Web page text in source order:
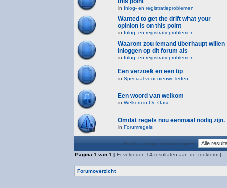
in Inlog- en registratieproblemen
Wanted to get the drift what your
opinion is on this point
in Inlog- en registratieproblemen
Waarom zou iemand überhaupt willen
inloggen op dit forum als
in Inlog- en registratieproblemen
Een verzoek en een tip
in Speciaal voor nieuwe leden
Een woord van welkom
in Welkom in De Oase
Omdat regels nou eenmaal nodig zijn.
in Forumregels
Geef de vorige berichten weer:
Pagina 1 van 1 [ Er voldeden 14 resultaten aan de zoekterm ]
Forumoverzicht